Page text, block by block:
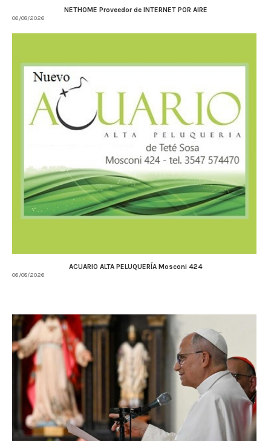
NETHOME Proveedor de INTERNET POR AIRE
06/08/2026
ACUARIO ALTA PELUQUERÍA Mosconi 424
06/08/2026